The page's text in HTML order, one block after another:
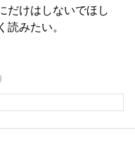
だけはしないでほし
読みたい。